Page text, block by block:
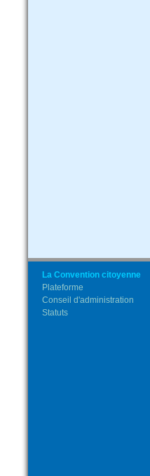
La Convention citoyenne
Plateforme
Conseil d'administration
Statuts